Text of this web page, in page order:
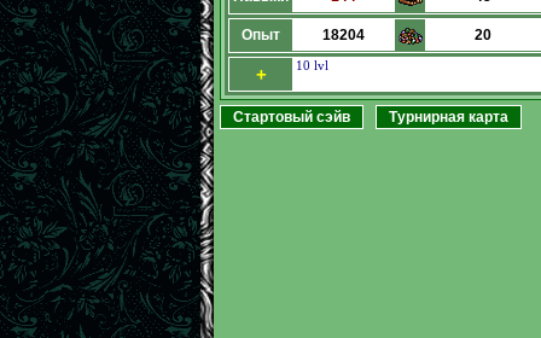
Опыт 18204 20
+ 10 lvl
Стартовый сэйв Турнирная карта